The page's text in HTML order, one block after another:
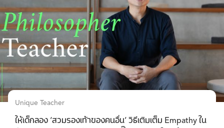
Unique Teacher
ให้เด็กลอง ‘สวมรองเท้าของคนอื่น’ วิธีเติมเต็ม Empathy ใน